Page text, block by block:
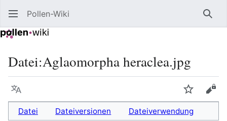
Pollen-Wiki
Datei:Aglaomorpha heraclea.jpg
Sprache
Datei Dateiversionen Dateiverwendung